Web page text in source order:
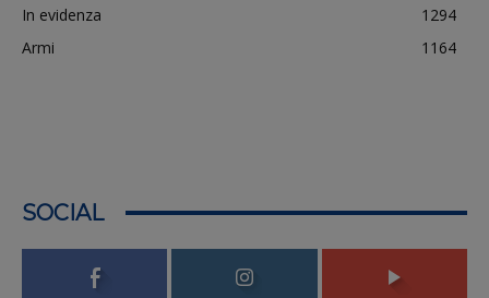
In evidenza
1294
Armi
1164
SOCIAL